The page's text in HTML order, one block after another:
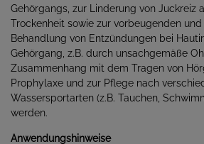
Gehörgangs, zur Linderung von Juckreiz
Trockenheit sowie zur vorbeugenden
Behandlung von Entzündungen bei
Gehörgang, z.B. durch unsachgemäße
Zusammenhang mit dem Tragen von
Prophylaxe und zur Pflege nach
Wassersportarten (z.B. Tauchen,
werden.
Anwendungshinweise